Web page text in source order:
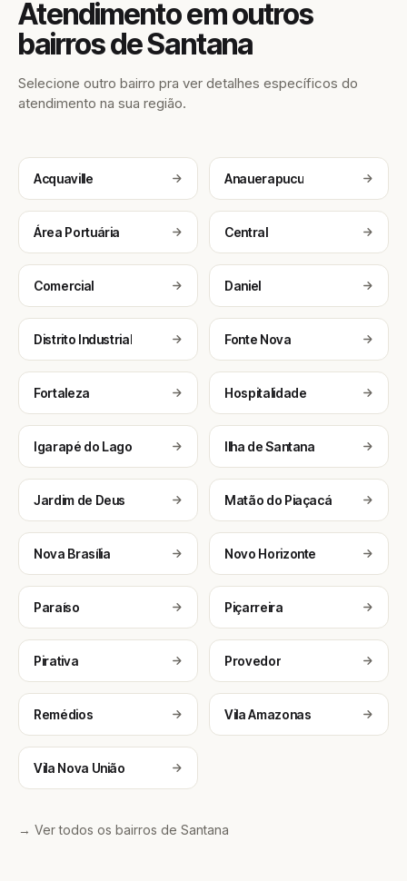
Atendimento em outros
bairros de Santana
Selecione outro bairro pra ver detalhes específicos do
atendimento na sua região.
Acquaville Anauerapucu
Área Portuária Central
Comercial Daniel
Distrito Industrial Fonte Nova
Fortaleza Hospitalidade
Igarapé do Lago Ilha de Santana
Jardim de Deus Matão do Piaçacá
Nova Brasília Novo Horizonte
Paraíso Piçarreira
Pirativa Provedor
Remédios Vila Amazonas
Vila Nova União
→ Ver todos os bairros de Santana